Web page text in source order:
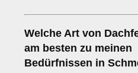
Welche Art von
am besten zu meinen
Bedürfnissen in